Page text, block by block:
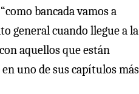
bancada vamos a
general cuando llegue a la
aquellos que están
uno de sus capítulos más